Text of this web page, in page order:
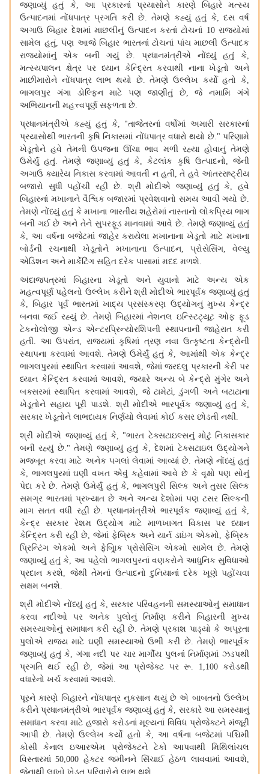
જણાવ્યું હતું કે, આ પ્રકારનાં પ્રયાસોને કારણે બિહારે મત્સ્ય
ઉત્પાદનમાં નોંધપાત્ર પ્રગતિ કરી છે. તેમણે કહ્યું હતું કે, દસ વર્ષ
અગાઉ બિહાર દેશમાં માછલીનું ઉત્પાદન કરતાં ટોચનાં 10 રાજ્યોમાં
સામેલ હતું, પણ આજે બિહાર ભારતનાં ટોચનાં પાંચ માછલી ઉત્પાદક
રાજ્યોમાંનું એક બની ગયું છે. પ્રધાનમંત્રીએ નોંધ્યું હતું કે,
મત્સ્યપાલન ક્ષેત્ર પર ધ્યાન કેન્દ્રિત કરવાથી નાના ખેડૂતો અને
માછીમારોને નોંધપાત્ર લાભ થયો છે.તેમણે ઉલ્લેખ કર્યો હતો કે,
ભાગલપુર ગંગા ડોલ્ફિન માટે પણ જાણીતું છે,જે નમામિ ગંગે
અભિયાનની મહત્ત્વપૂર્ણ સફળતા છે.
પ્રધાનમંત્રીએ કહ્યું હતું કે, "તાજેતરનાં વર્ષોમાં અમારી સરકારનાં
પ્રયાસોથી ભારતની કૃષિ નિકાસમાં નોંધપાત્ર વધારો થયો છે." પરિણામે
ખેડૂતોને હવે તેમની ઉપજના ઊંચા ભાવ મળી રહ્યા હોવાનું તેમણે
ઉમેર્યું હતું.તેમણે જણાવ્યું હતું કે,કેટલાંક કૃષિ ઉત્પાદનો,જેની
અગાઉ ક્યારેય નિકાસ કરવામાં આવતી ન હતી,તે હવે આંતરરાષ્ટ્રીય
બજારો સુધી પહોંચી રહી છે. શ્રી મોદીએ જણાવ્યું હતું કે,હવે
બિહારનાં મખાનાને વૈશ્વિક બજારમાં પ્રવેશવાનો સમય આવી ગયો છે.
તેમણે નોંધ્યું હતું કે મખાના ભારતીય શહેરોમાં નાસ્તાનો લોકપ્રિય ભાગ
બની ગઈ છે અને તેને સુપરફૂડ માનવામાં આવે છે. તેમણે જણાવ્યું હતું
કે, આ વર્ષના બજેટમાં જાહેર કરાયેલા મખાનાના ખેડૂતો માટે મખાના
બોર્ડની રચનાથી ખેડૂતોને મખાનાના ઉત્પાદન, પ્રોસેસિંગ,વેલ્યુ
એડિશન અને માર્કેટિંગ સહિત દરેક પાસામાં મદદ મળશે.
અંદાજપત્રમાં બિહારના ખેડૂતો અને યુવાનો માટે અન્ય એક
મહત્વપૂર્ણ પહેલનો ઉલ્લેખ કરીને શ્રી મોદીએ ભારપૂર્વક જણાવ્યું હતું
કે, બિહાર પૂર્વ ભારતમાં ખાદ્ય પ્રસંસ્કરણ ઉદ્યોગનું મુખ્ય કેન્દ્ર
બનવા જઈ રહ્યું છે. તેમણે બિહારમાં નેશનલ ઇન્સ્ટિટ્યૂટ ઓફ ફૂડ
ટેકનોલોજી એન્ડ એન્ટરપ્રિન્યોરશિપની સ્થાપનાની જાહેરાત કરી
હતી. આ ઉપરાંત, રાજ્યમાં કૃષિમાં ત્રણ નવા ઉત્કૃષ્ટતા કેન્દ્રોની
સ્થાપના કરવામાં આવશે. તેમણે ઉમેર્યું હતું કે, આમાંથી એક કેન્દ્ર
ભાગલપુરમાં સ્થાપિત કરવામાં આવશે, જેમાં જરદલુ પ્રકારની કેરી પર
ધ્યાન કેન્દ્રિત કરવામાં આવશે,જ્યારે અન્ય બે કેન્દ્રો મુંગેર અને
બક્સરમાં સ્થાપિત કરવામાં આવશે, જે ટામેટાં,ડુંગળી અને બટાટાના
ખેડૂતોને સહાય પૂરી પાડશે. શ્રી મોદીએ ભારપૂર્વક જણાવ્યું હતું કે,
સરકાર ખેડૂતોને લાભદાયક નિર્ણયો લેવામાં કોઈ કસર છોડતી નથી.
શ્રી મોદીએ જણાવ્યું હતું કે, "ભારત ટેક્સટાઇલ્સનું મોટું નિકાસકાર
બની રહ્યું છે."તેમણે જણાવ્યું હતું કે,દેશમાં ટેક્સટાઇલ ઉદ્યોગને
મજબૂત કરવા માટે અનેક પગલાં લેવામાં આવ્યાં છે. તેમણે નોંધ્યું હતું
કે, ભાગલપુરમાં ઘણી વખત એવું કહેવામાં આવે છે કે વૃક્ષો પણ સોનું
પેદા કરે છે.તેમણે ઉમેર્યું હતું કે,ભાગલપુરી સિલ્ક અને તુસર સિલ્ક
સમગ્ર ભારતમાં પ્રખ્યાત છે અને અન્ય દેશોમાં પણ ટસર સિલ્કની
માગ સતત વધી રહી છે. પ્રધાનમંત્રીએ ભારપૂર્વક જણાવ્યું હતું કે,
કેન્દ્ર સરકાર રેશમ ઉદ્યોગ માટે માળખાગત વિકાસ પર ધ્યાન
કેન્દ્રિત કરી રહી છે, જેમાં ફેબ્રિક અને યાર્ન ડાઇંગ એકમો, ફેબ્રિક
પ્રિન્ટિંગ એકમો અને ફેબ્રિ્ાક પ્રોસેસિંગ એકમો સામેલ છે. તેમણે
જણાવ્યું હતું કે, આ પહેલો ભાગલપુરનાં વણકરોને આધુનિક સુવિધાઓ
પ્રદાન કરશે, જેથી તેમનાં ઉત્પાદનો દુનિયાનાં દરેક ખૂણે પહોંચવા
સક્ષમ બનશે.
શ્રી મોદીએ નોંધ્યું હતું કે,સરકાર પરિવહનની સમસ્યાઓનું સમાધાન
કરવા નદીઓ પર અનેક પુલોનું નિર્માણ કરીને બિહારની મુખ્ય
સમસ્યાઓનું સમાધાન કરી રહી છે. તેમણે પ્રકાશ પાડ્યો કે અપૂરતા
પુલોએ રાજ્ય માટે ઘણી સમસ્યાઓ ઉભી કરી છે.તેમણે ભારપૂર્વક
જણાવ્યું હતું કે, ગંગા નદી પર ચાર માર્ગીય પુલનાં નિર્માણમાં ઝડપથી
પ્રગતિ થઈ રહી છે, જેમાં આ પ્રોજેક્ટ પર રૂ. 1,100કરોડથી
વધારેનો ખર્ચ કરવામાં આવશે.
પૂરને કારણે બિહારને નોંધપાત્ર નુકસાન થયું છે એ બાબતનો ઉલ્લેખ
કરીને પ્રધાનમંત્રીએ ભારપૂર્વક જણાવ્યું હતું કે, સરકારે આ સમસ્યાનું
સમાધાન કરવા માટે હજારો કરોડનાં મૂલ્યનાં વિવિધ પ્રોજેક્ટને મંજૂરી
આપી છે. તેમણે ઉલ્લેખ કર્યો હતો કે, આ વર્ષના બજેટમાં પશ્ચિમી
કોસી કેનાલ ઇઆરએમ પ્રોજેક્ટને ટેકો આપવાથી મિથિલાંચલ
વિસ્તારમાં50,000 હેક્ટર જમીનને સિંચાઈ હેઠળ લાવવામાં આવશે,
જેનાથી લાખો ખેડૂત પરિવારોને લાભ થશે.